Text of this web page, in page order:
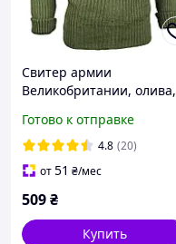
Свитер армии
Великобритании, олива,
Готово к отправке
4.8 (20)
от51 ₴/мес
509₴
Купить